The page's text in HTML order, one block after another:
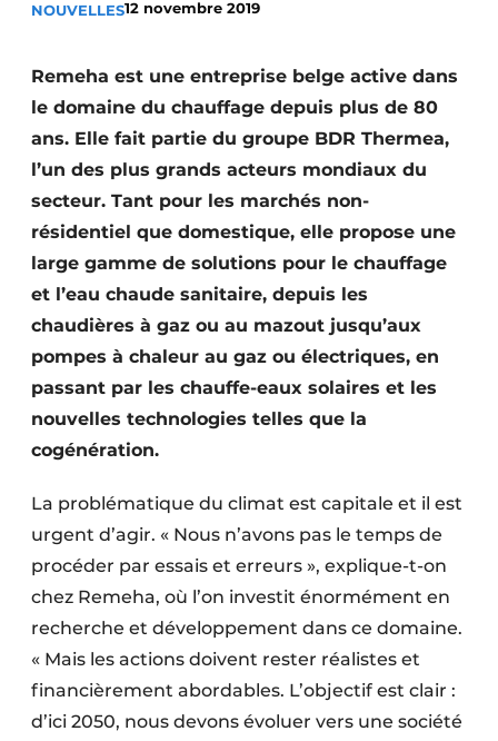
Construction bois
Contrôle d’accès
Éclairage
Fondations
Façades
Géotextiles
Protection solaire
Rénovation
Sécurité incendie
Software
Techniques ferroviaires
NOUVELLES12 novembre 2019
Remeha est une entreprise belge active dans
le domaine du chauffage depuis plus de 80
ans. Elle fait partie du groupe BDR Thermea,
l’un des plus grands acteurs mondiaux du
secteur. Tant pour les marchés non-
résidentiel que domestique, elle propose une
large gamme de solutions pour le chauffage
et l’eau chaude sanitaire, depuis les
chaudières à gaz ou au mazout jusqu’aux
pompes à chaleur au gaz ou électriques, en
passant par les chauffe-eaux solaires et les
nouvelles technologies telles que la
cogénération.
La problématique du climat est capitale et il est
urgent d’agir. « Nous n’avons pas le temps de
procéder par essais et erreurs », explique-t-on
chez Remeha, où l’on investit énormément en
recherche et développement dans ce domaine.
« Mais les actions doivent rester réalistes et
financièrement abordables. L’objectif est clair :
d’ici 2050, nous devons évoluer vers une société